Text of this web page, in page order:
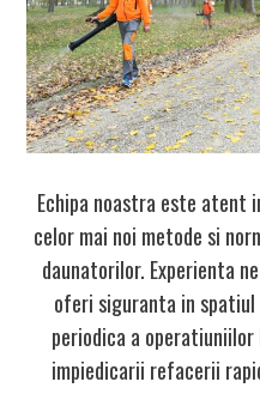
Echipa noastra este
celor mai noi metodesi
daunatorilor. Experienta
oferi siguranta in
periodica a operatiuniilor
impiedicarii refacerii